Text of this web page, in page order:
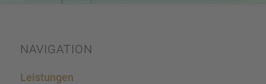
NAVIGA­TION
Leistun­gen